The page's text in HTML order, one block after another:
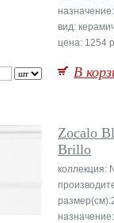
вид:
цена: 1254
В
Zocalo
Brillo
коллекция: